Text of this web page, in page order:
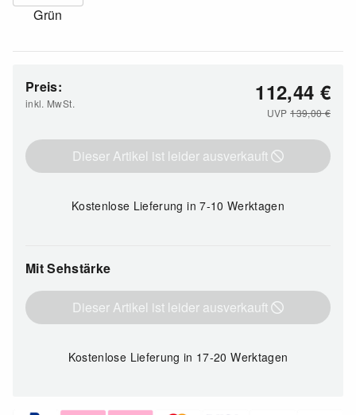
Grün
Preis:
inkl. MwSt. 112,44 €
UVP139,00€
Dieser Artikel ist leider ausverkauft
Kostenlose Lieferungin 7-10 Werktagen
Mit Sehstärke
Dieser Artikel ist leider ausverkauft
Kostenlose Lieferungin 17-20 Werktagen